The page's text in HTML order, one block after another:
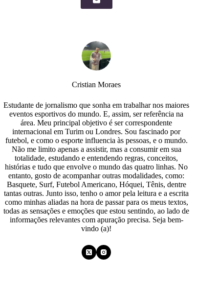
Cristian Moraes
Estudante de jornalismo que sonha em trabalhar nos maiores
eventos esportivos do mundo. E, assim, ser referência na
área. Meu principal objetivo é ser correspondente
internacional em Turim ou Londres. Sou fascinado por
futebol, e como o esporte influencia às pessoas, e o mundo.
Não me limito apenas a assistir, mas a consumir em sua
totalidade, estudando e entendendo regras, conceitos,
histórias e tudo que envolve o mundo das quatro linhas. No
entanto, gosto de acompanhar outras modalidades, como:
Basquete, Surf, Futebol Americano, Hóquei, Tênis, dentre
tantas outras. Junto isso, tenho o amor pela leitura e a escrita
como minhas aliadas na hora de passar para os meus textos,
todas as sensações e emoções que estou sentindo, ao lado de
informações relevantes com apuração precisa. Seja bem-
vindo (a)!